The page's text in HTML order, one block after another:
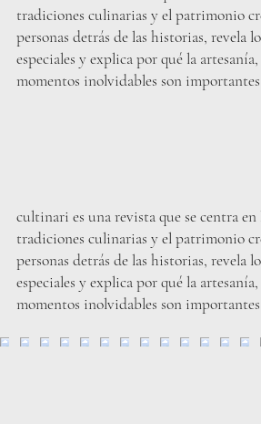
tradiciones culinarias y el patrimonio
personas detrás de las historias, revela
especiales y explica por qué la
momentos inolvidables son
cultinari es una revista que se centra en
tradiciones culinarias y el patrimonio
personas detrás de las historias, revela
especiales y explica por qué la
momentos inolvidables son